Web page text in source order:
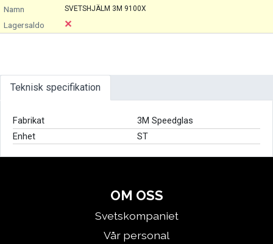
SVETSHJÄLM 3M 9100X
Teknisk specifikation
Fabrikat
3M Speedglas
Enhet
ST
OM OSS
Svetskompaniet
Vår personal